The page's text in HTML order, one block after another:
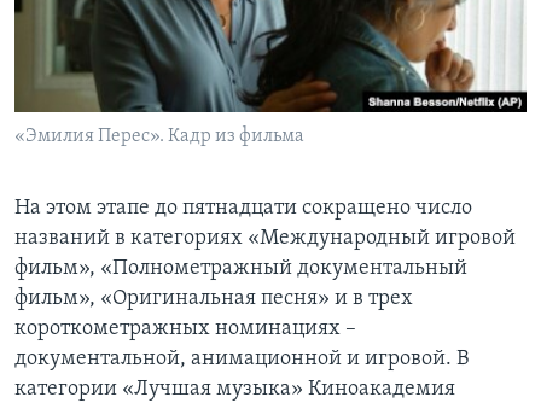
«Эмилия Перес». Кадр из фильма
На этом этапе до пятнадцати сокращено число
названий в категориях «Международный игровой
фильм», «Полнометражный документальный
фильм», «Оригинальная песня» и в трех
короткометражных номинациях –
документальной, анимационной и игровой. В
категории «Лучшая музыка» Киноакадемия